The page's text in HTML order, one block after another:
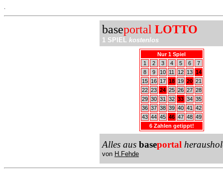
baseportal LOTTO
1 SPIEL kostenlos
Nur 1 Spiel
1
2 3 4 5 6
7
8
9 10 11 12 13 14
15
16 17 18 19 20 21
22 23 24 25 26 27 28
29 30 31 32 33 34 35
36 37 38 39 40 41
42
43 44 45 46 47 48 49
6 Zahlen getippt!
Alles aus baseportal
von H.Fehde